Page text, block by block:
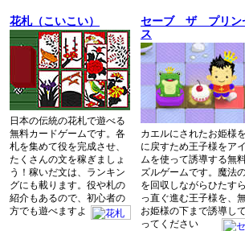
花札（こいこい）
日本の伝統の花札で遊べる
無料カードゲームです。各
札を集めて役を完成させ、
たくさんの文を稼ぎましょ
う！稼いだ文は、ランキン
グにも載ります。役や札の
紹介もあるので、初心者の
方でも遊べますよ
セーブ ザ プリン
ス
カエルにされたお姫様
に戻すため王子様をア
ムを使って誘導する無
ズルゲームです。魔法
を回収しながらひたす
っ直ぐ進む王子様を、
お姫様の下まで誘導し
ってください